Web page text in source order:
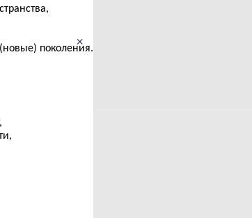
×
поколения.